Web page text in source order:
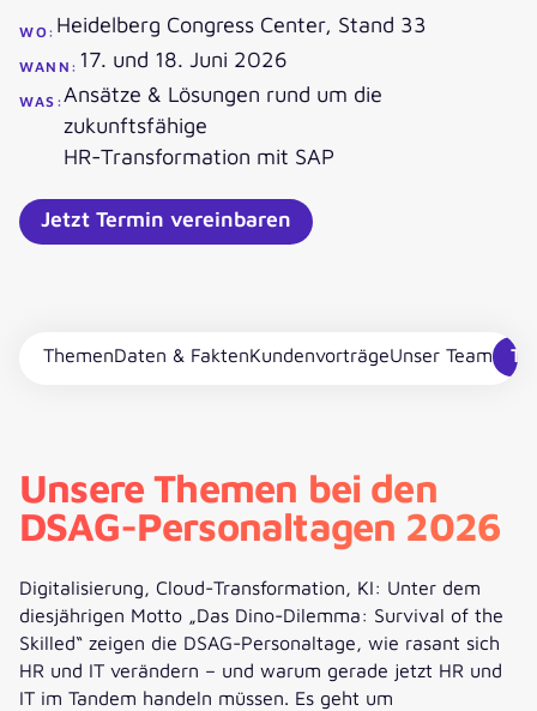
WO: Heidelberg Congress Center, Stand 33
WANN: 17. und 18. Juni 2026
WAS: Ansätze & Lösungen rund um die
zukunftsfähige
HR-Transformation mit SAP
Jetzt Termin vereinbaren
ThemenDaten & FaktenKundenvorträgeUnser Team
Unsere Themen bei den
DSAG-Personaltagen 2026
Digitalisierung, Cloud-Transformation, KI: Unter dem
diesjährigen Motto „Das Dino-Dilemma: Survival of the
Skilled“ zeigen die DSAG-Personaltage, wie rasant sich
HR und IT verändern – und warum gerade jetzt HR und
IT im Tandem handeln müssen. Es geht um